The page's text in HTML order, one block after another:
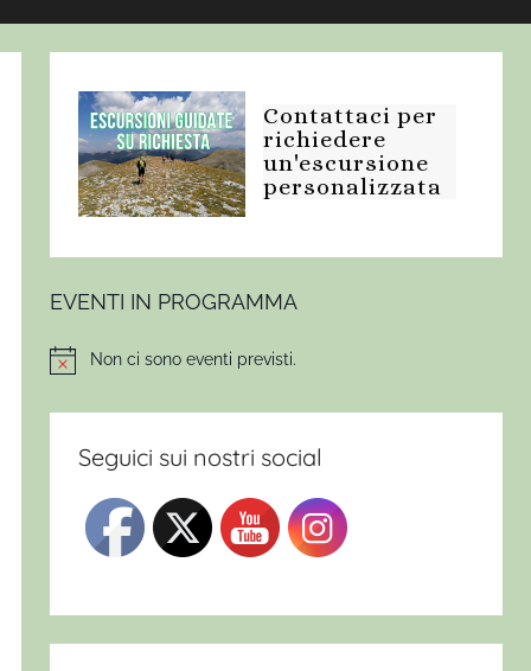
Contattaci per
richiedere
un'escursione
personalizzata
EVENTI IN PROGRAMMA
NoticeNon ci sono eventi previsti.
Seguici sui nostri social